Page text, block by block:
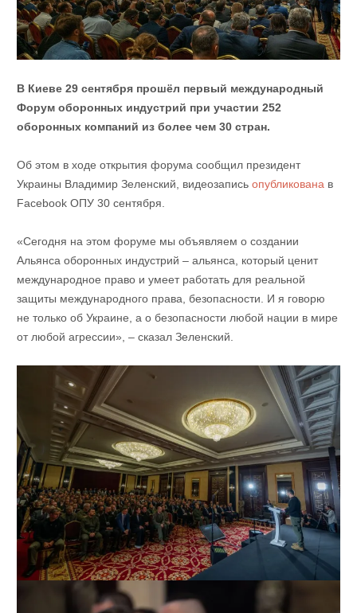
В Киеве 29 сентября прошёл первый международный
Форум оборонных индустрий при участии 252
оборонных компаний из более чем 30 стран.
Об этом в ходе открытия форума сообщил президент
Украины Владимир Зеленский, видеозапись опубликованав
Facebook ОПУ 30 сентября.
«Сегодня на этом форуме мы объявляем о создании
Альянса оборонных индустрий – альянса, который ценит
международное право и умеет работать для реальной
защиты международного права, безопасности. И я говорю
не только об Украине, а о безопасности любой нации в мире
от любой агрессии», – сказал Зеленский.